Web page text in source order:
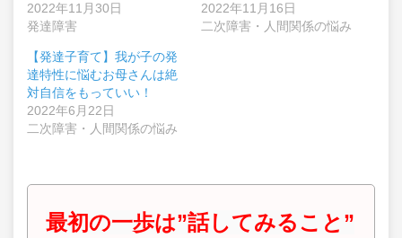
2022年11月30日
発達障害
2022年11月16日
二次障害・人間関係の悩み
【発達子育て】我が子の発
達特性に悩むお母さんは絶
対自信をもっていい！
2022年6月22日
二次障害・人間関係の悩み
最初の一歩は”話してみること”